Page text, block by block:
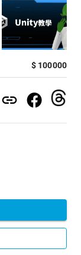
$ 100000